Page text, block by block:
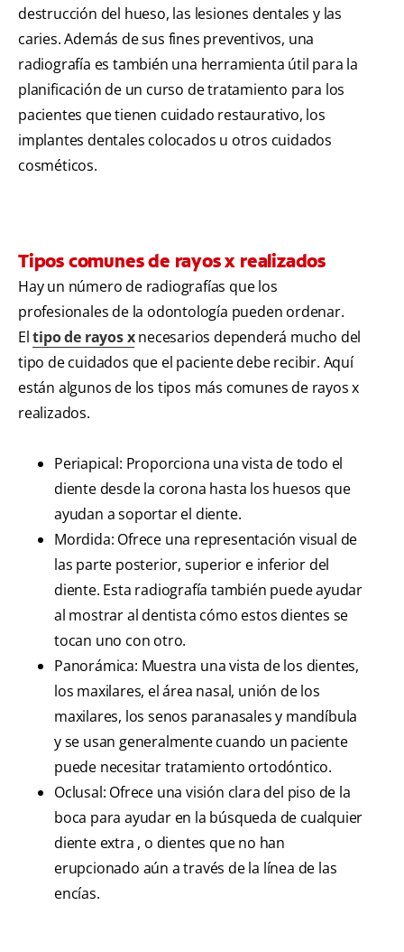
destrucción del hueso, las lesiones dentales y las
caries. Además de sus fines preventivos, una
radiografía es también una herramienta útil para la
planificación de un curso de tratamiento para los
pacientes que tienen cuidado restaurativo, los
implantes dentales colocados u otros cuidados
cosméticos.
Tipos comunes de rayos x realizados
Hay un número de radiografías que los
profesionales de la odontología pueden ordenar.
Eltipo de rayos xnecesarios dependerá mucho del
tipo de cuidados que el paciente debe recibir. Aquí
están algunos de los tipos más comunes de rayos x
realizados.
Periapical: Proporciona una vista de todo el
diente desde la corona hasta los huesos que
ayudan a soportar el diente.
Mordida: Ofrece una representación visual de
las parte posterior, superior e inferior del
diente. Esta radiografía también puede ayudar
al mostrar al dentista cómo estos dientes se
tocan uno con otro.
Panorámica: Muestra una vista de los dientes,
los maxilares, el área nasal, unión de los
maxilares, los senos paranasales y mandíbula
y se usan generalmente cuando un paciente
puede necesitar tratamiento ortodóntico.
Oclusal: Ofrece una visión clara del piso de la
boca para ayudar en la búsqueda de cualquier
diente extra , o dientes que no han
erupcionado aún a través de la línea de las
encías.